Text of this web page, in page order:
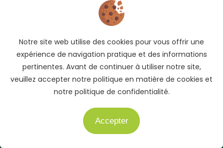
Cocody, Abidjan, Côte d'Ivoire
Téléphone
Notre site web utilise des cookies pour vous offrir une
expérience de navigation pratique et des informations
pertinentes. Avant de continuer à utiliser notre site,
veuillez accepter notre politique en matière de cookies et
notre politique de confidentialité.
Accepter